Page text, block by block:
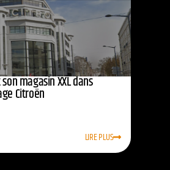
magasin XXL dans
Citroën
LIRE PLUS